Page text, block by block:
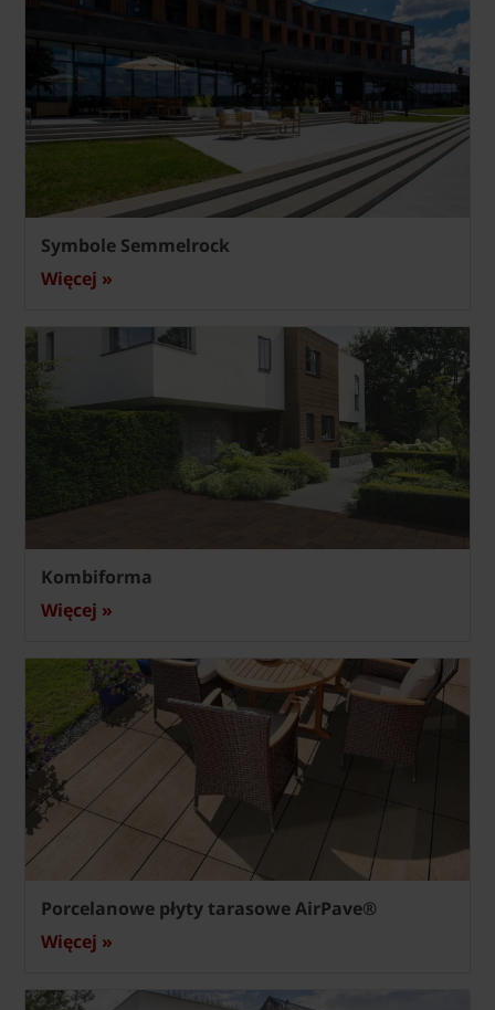
Symbole Semmelrock
Więcej »
Kombiforma
Więcej »
Porcelanowe płyty tarasowe AirPave®
Więcej »